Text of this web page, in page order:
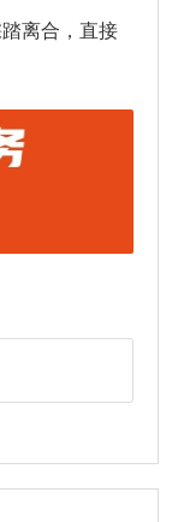
离合，直接